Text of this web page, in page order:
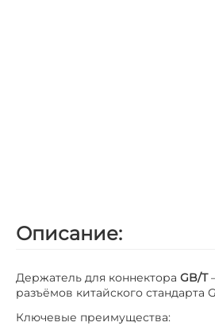
Описание:
Держатель для коннектора GB/T
разъёмов китайского
Ключевые преимущества: